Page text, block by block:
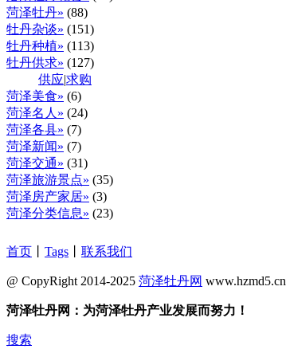
菏泽牡丹» (88)
牡丹杂谈» (151)
牡丹种植» (113)
牡丹供求» (127)
供应|求购
菏泽美食» (6)
菏泽名人» (24)
菏泽各县» (7)
菏泽新闻» (7)
菏泽交通» (31)
菏泽旅游景点» (35)
菏泽房产家居» (3)
菏泽分类信息» (23)
首页
Tags 联系我们
@ CopyRight 2014-2025 菏泽牡丹网 www.hzmd5.cn
菏泽牡丹网：为菏泽牡丹产业发展而努力！
搜索